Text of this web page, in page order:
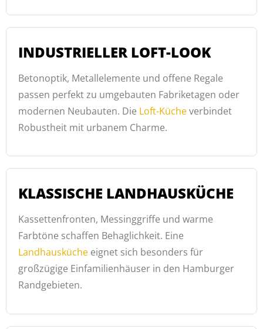
INDUSTRIELLER LOFT-LOOK
Betonoptik, Metallelemente und offene Regale
passen perfekt zu umgebauten Fabriketagen oder
modernen Neubauten. Die Loft-Kücheverbindet
Robustheit mit urbanem Charme.
KLASSISCHE LANDHAUSKÜCHE
Kassettenfronten, Messinggriffe und warme
Farbtöne schaffen Behaglichkeit. Eine
Landhausküche eignet sich besonders für
großzügige Einfamilienhäuser in den Hamburger
Randgebieten.